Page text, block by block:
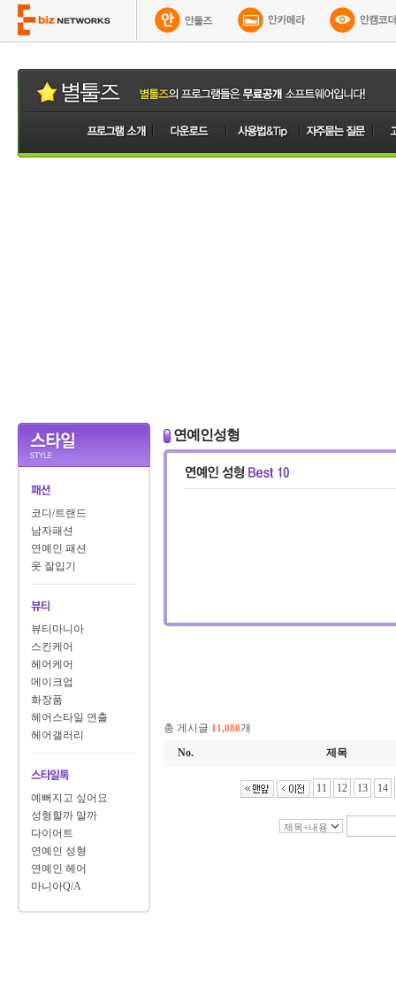
코디/트랜드
남자패션
연예인 패션
옷 잘입기
뷰티마니아
스킨케어
헤어케어
메이크업
화장품
헤어스타일 연출
헤어갤러리
예뻐지고 싶어요
성형할까 말까
다이어트
연예인 성형
연예인 헤어
마니아Q/A
연예인성형
총 게시글 11,080개
No.
제목
11 12 13 14